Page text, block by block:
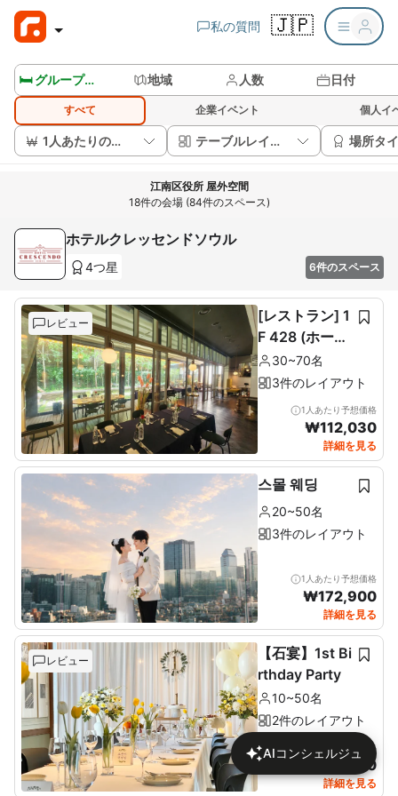
私の質問 🇯🇵
🛏️ グループルームを見る 地域 人数 日付
すべて 企業イベント 個人イ
1人あたりの価格 テーブルレイアウト 場所タ
江南区役所 屋外空間
18件の会場 (84件のスペース)
ホテルクレッセンドソウル
4つ星 6件のスペース
レビュー
[レストラン] 1
F 428 (ホール
60席+ルーム1
0席)
30~70名
3件のレイアウト
1人あたり予想価格
₩112,030
詳細を見る
스몰 웨딩
20~50名
3件のレイアウト
1人あたり予想価格
₩172,900
詳細を見る
レビュー
【石宴】1st Bi
rthday Party
10~50名
2件のレイアウト
1人あたり予想価格
137,680
詳細を見る
AIコンシェルジュ